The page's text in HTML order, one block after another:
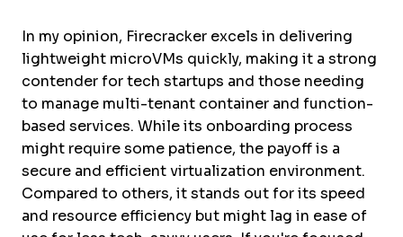
In my opinion, Firecracker excels in delivering
lightweight microVMs quickly, making it a strong
contender for tech startups and those needing
to manage multi-tenant container and function-
based services. While its onboarding process
might require some patience, the payoff is a
secure and efficient virtualization environment.
Compared to others, it stands out for its speed
and resource efficiency but might lag in ease of